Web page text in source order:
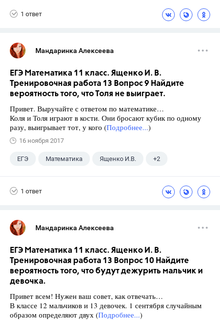
1 ответ
Мандаринка Алексеева
ЕГЭ Математика 11 класс. Ященко И. В.
Тренировочная работа 13 Вопрос 9 Найдите
вероятность того, что Толя не выиграет.
Привет. Выручайте с ответом по математике…
Коля и Толя играют в кости. Они бросают кубик по одному
разу, выигрывает тот, у кого (Подробнее...)
16 ноября 2017
ЕГЭ Математика Ященко И.В. +2
1 ответ
Мандаринка Алексеева
ЕГЭ Математика 11 класс. Ященко И. В.
Тренировочная работа 13 Вопрос 10 Найдите
вероятность того, что будут дежурить мальчик и
девочка.
Привет всем! Нужен ваш совет, как отвечать…
В классе 12 мальчиков и 13 девочек. 1 сентября случайным
образом определяют двух (Подробнее...)